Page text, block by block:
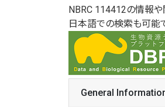
NBRC 114412の情報や
日本語での検索も可能
General